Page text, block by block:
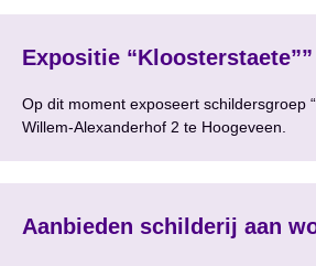
Expositie “Kloosterstaete””
Op dit moment exposeert schildersgroep
Willem-Alexanderhof 2 te Hoogeveen.
Aanbieden schilderij aan